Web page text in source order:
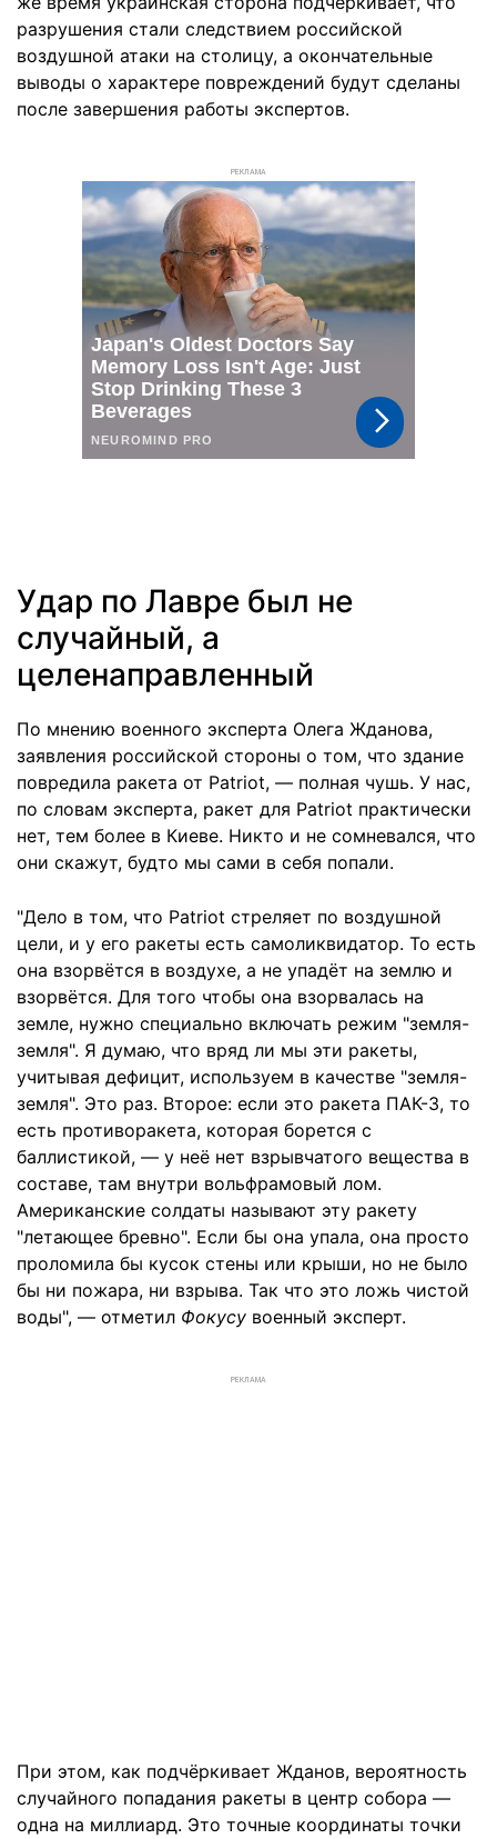
разрушения стали следствием российской
воздушной атаки на столицу, а окончательные
выводы о характере повреждений будут сделаны
после завершения работы экспертов.
РЕКЛАМА
Удар по Лавре был не
случайный, а
целенаправленный
По мнению военного эксперта Олега Жданова,
заявления российской стороны о том, что здание
повредила ракета от Patriot, — полная чушь. У нас,
по словам эксперта, ракет для Patriot практически
нет, тем более в Киеве. Никто и не сомневался, что
они скажут, будто мы сами в себя попали.
"Дело в том, что Patriot стреляет по воздушной
цели, и у его ракеты есть самоликвидатор. То есть
она взорвётся в воздухе, а не упадёт на землю и
взорвётся. Для того чтобы она взорвалась на
земле, нужно специально включать режим "земля-
земля". Я думаю, что вряд ли мы эти ракеты,
учитывая дефицит, используем в качестве "земля-
земля". Это раз. Второе: если это ракета ПАК-3, то
есть противоракета, которая борется с
баллистикой, — у неё нет взрывчатого вещества в
составе, там внутри вольфрамовый лом.
Американские солдаты называют эту ракету
"летающее бревно". Если бы она упала, она просто
проломила бы кусок стены или крыши, но не было
бы ни пожара, ни взрыва. Так что это ложь чистой
воды", — отметил Фокусу военный эксперт.
РЕКЛАМА
При этом, как подчёркивает Жданов, вероятность
случайного попадания ракеты в центр собора —
одна на миллиард. Это точные координаты точки